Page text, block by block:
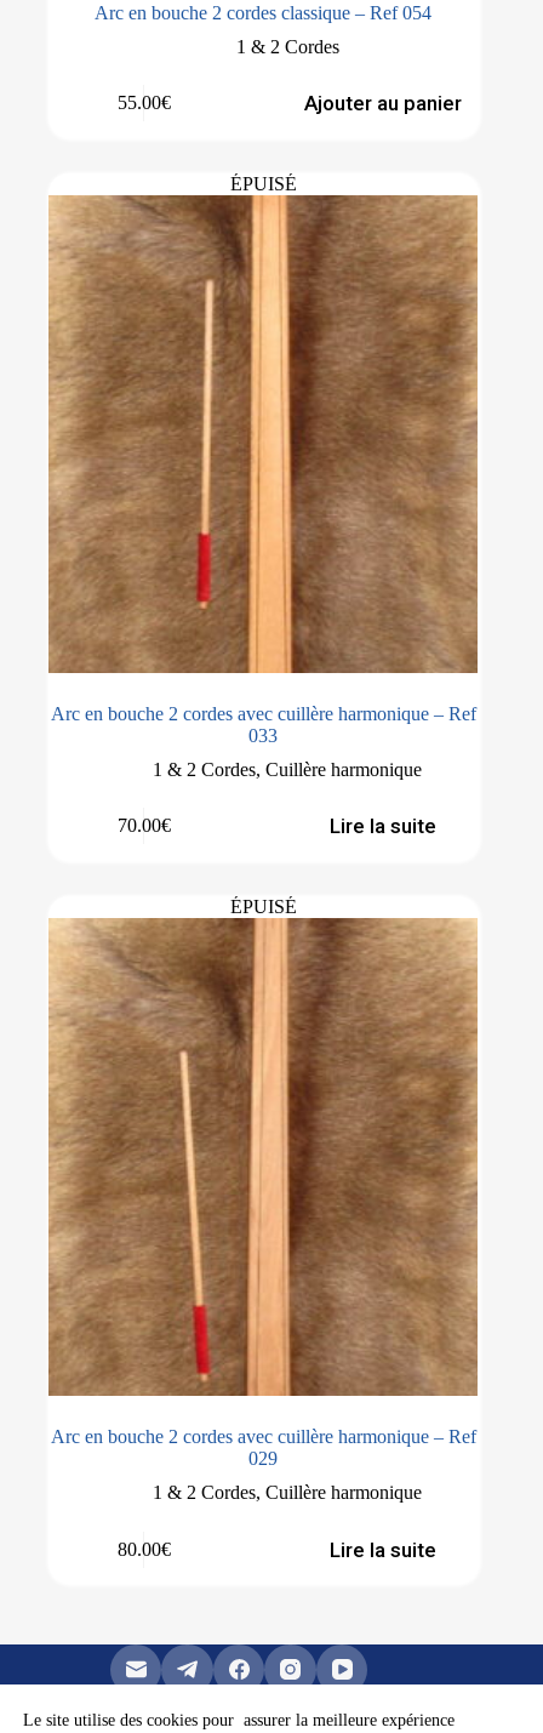
Le site utilise des cookies pour assurer la meilleure expérience
Arc en bouche 2 cordes classique – Ref 054
1 & 2 Cordes
55.00€ Ajouter au panier
ÉPUISÉ
Arc en bouche 2 cordes avec cuillère harmonique – Ref
033
1 & 2 Cordes,Cuillère harmonique
70.00€ Lire la suite
ÉPUISÉ
Arc en bouche 2 cordes avec cuillère harmonique – Ref
029
1 & 2 Cordes,Cuillère harmonique
80.00€ Lire la suite